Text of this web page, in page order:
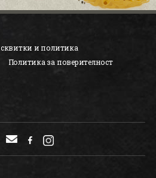
и политика
Политика за поверителност